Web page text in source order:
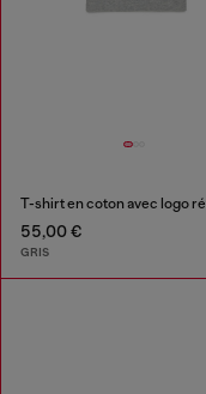
55,00 €
GRIS